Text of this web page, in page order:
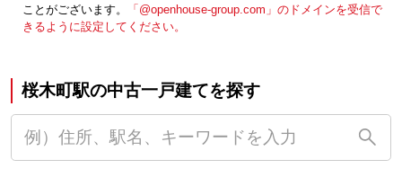
ことがございます。
「@openhouse-group.com」のドメインを受信で
きるように設定してください。
桜木町駅の中古一戸建てを探す